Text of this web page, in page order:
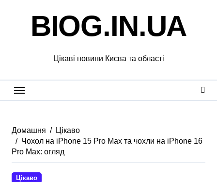
BIOG.IN.UA
Цікаві новини Києва та області
Домашня
Цікаво
Чохол на iPhone 15 Pro Max та чохли на iPhone 16
Pro Max: огляд
Цікаво